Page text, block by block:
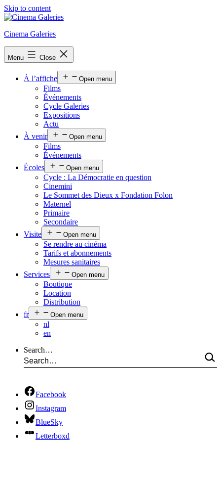
Skip to content
Cinema Galeries
Menu Close
À l’affiche Open menu
Films
Événements
Cycle Galeries
Expositions
Actu
À venir
Open menu
Films
Événements
Écoles
Open menu
Cycle : La Démocratie en question
Cinemini
Le Sommet des Dieux x Fondation Folon
Maternel
Primaire
Secondaire
Visite
Open menu
Se rendre au cinéma
Tarifs et abonnements
Mesures sanitaires
Services
Open menu
Boutique
Location
Distribution
fr
Open menu
nl
en
Search…
Facebook
Instagram
BlueSky
Letterboxd